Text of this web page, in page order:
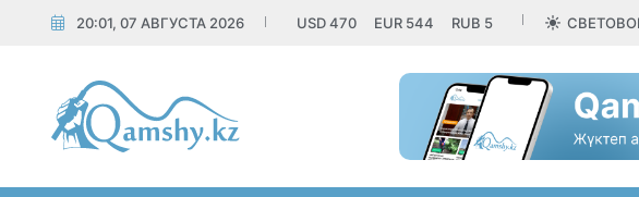
20:01, 07 АВГУСТА 2026 USD470 EUR 544 RUB 5